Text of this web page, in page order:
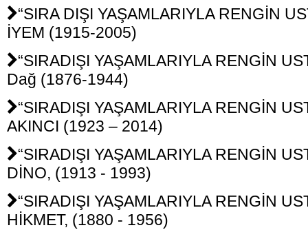
“SIRA DIŞI YAŞAMLARIYLA RENGİN
İYEM (1915-2005)
“SIRADIŞI YAŞAMLARIYLA RENGİN
Dağ (1876-1944)
“SIRADIŞI YAŞAMLARIYLA RENGİN
AKINCI (1923 – 2014)
“SIRADIŞI YAŞAMLARIYLA RENGİN
DİNO, (1913 - 1993)
“SIRADIŞI YAŞAMLARIYLA RENGİN
HİKMET, (1880 - 1956)